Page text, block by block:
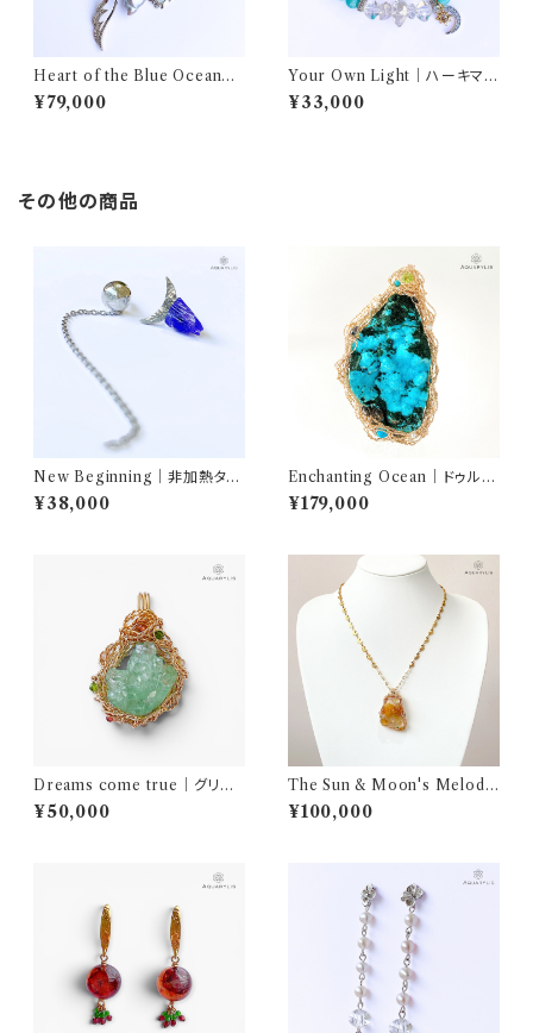
Heart of the Blue Ocean｜
南洋真珠とディモルチェライト
ブレスレット｜AQUARYLIS
¥79,000
Your Own Light｜ハーキマー
ダイヤモンド・アマゾナイト ブレ
スレット｜AQUARYLIS
¥33,000
その他の商品
New Beginning｜非加熱タン
ザナイト ムーンピアス（Silver9
25）｜AQUARYLIS
¥38,000
Enchanting Ocean｜ドゥルー
ジークリソコラ＆マラカイト ペン
ダント（K14ゴールドフィルド）｜
¥179,000
Dreams come true｜グリー
ンアポフィライト ペンダントトッ
プ（K14GF）｜AQUARYLIS
¥50,000
The Sun & Moon's Melod
y・太陽と月の調べ｜イエローバ
ライト ネックレス（K14GFワイ
¥100,000